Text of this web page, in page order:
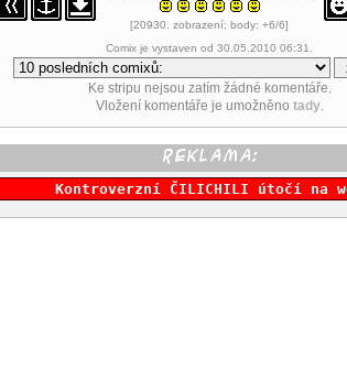
[20930. zobrazení; body: +6/6]
Comix je vystaven od 30.05.2010 06:31.
Ke stripu nejsou zatím žádné komentáře.
Vložení komentáře je umožněno tady.
Kontroverzní ČILICHILI útočí na